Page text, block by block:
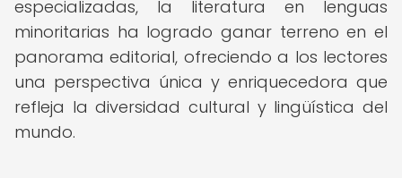
especializadas, la literatura en lenguas
minoritarias ha logrado ganar terreno en el
panorama editorial, ofreciendo a los lectores
una perspectiva única y enriquecedora que
refleja la diversidad cultural y lingüística del
mundo.